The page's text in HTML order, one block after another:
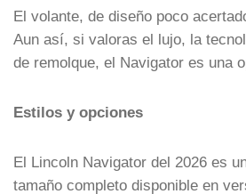
El volante, de diseño poco
Aun así, si valoras el lujo, la
de remolque, el Navigator es una
Estilos y opciones
El Lincoln Navigator del 2026 es
tamaño completo disponible en